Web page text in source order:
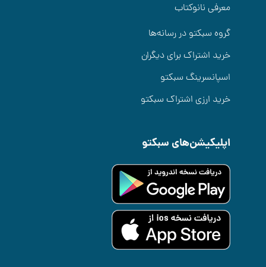
معرفی نانوکتاب
گروه سبکتو در رسانه‌ها
خرید اشتراک برای دیگران
اسپانسرینگ سبکتو
خرید ارزی اشتراک سبکتو
اپلیکیشن‌های سبکتو